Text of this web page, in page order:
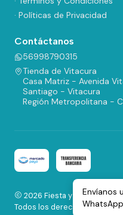
· Políticas de Privacidad
Contáctanos
56998790315
Tienda de Vitacura
Casa Matriz - Avenida
Santiago - Vitacura
Región Metropolitana -
2026 Fiesta y Regalos.
Todos los derechos
Envíanos
WhatsApp